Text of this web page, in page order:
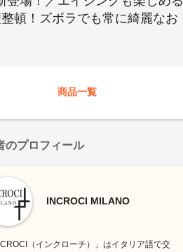
頓！ズボラでも常に綺麗なお
商品一覧
のプロフィール
INCROCI MILANO
（インクローチ）」はイタリア語で交